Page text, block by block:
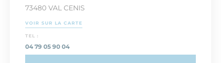
73480 VAL CENIS
VOIR SUR LA CARTE
TEL :
04 79 05 90 04